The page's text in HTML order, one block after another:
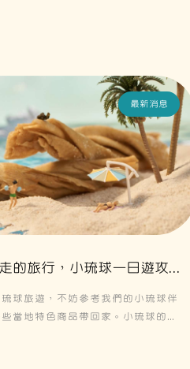
最新消息
的旅行，小琉球一日遊攻
買伴手禮，一次告訴你！
球旅遊，不妨參考我們的小琉球伴
當地特色商品帶回家。小琉球的必
浪捲，絕對是最受遊客喜愛的選